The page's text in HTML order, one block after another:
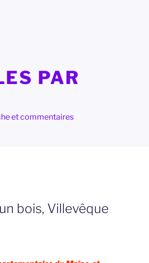
PAR
et commentaires
bois, Villevêque